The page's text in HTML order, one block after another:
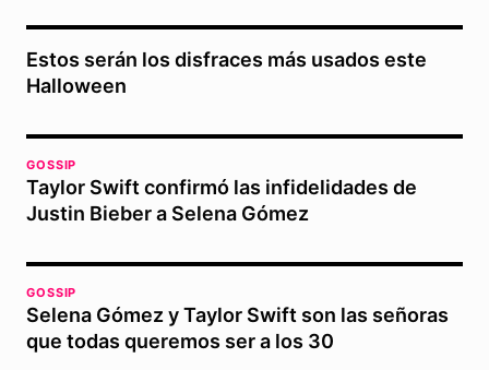
Estos serán los disfraces más usados este
Halloween
GOSSIP
Taylor Swift confirmó las infidelidades de
Justin Bieber a Selena Gómez
GOSSIP
Selena Gómez y Taylor Swift son las señoras
que todas queremos ser a los 30